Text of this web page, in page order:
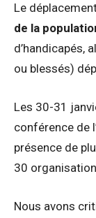
Le
de la
d’handicapés,
ou blessés)
Les 30-31
conférence de
présence de
30
Nous avons